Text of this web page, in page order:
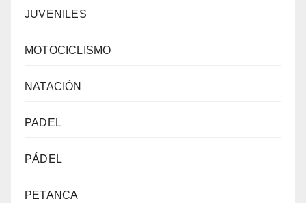
JUVENILES
MOTOCICLISMO
NATACIÓN
PADEL
PÁDEL
PETANCA